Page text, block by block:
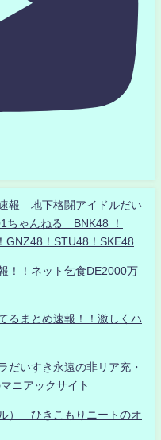
報 地下格闘アイドルだい
ちゃんねる BNK48 ！
GNZ48！STU48！SKE48
！！ネット乞食DE2000万
るまとめ速報！！激しくハ
だいすき永遠の非リア充・
ニアックサイト
） ひきこもりニートのオ